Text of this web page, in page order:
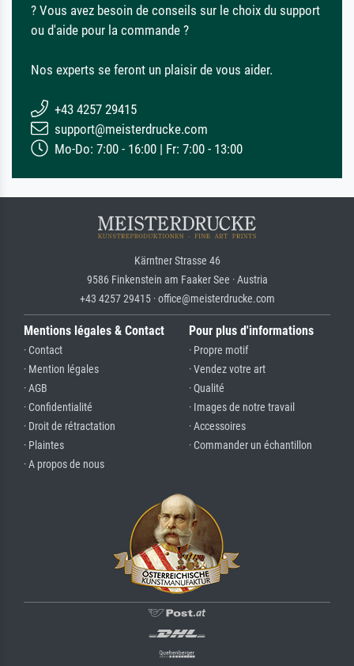
? Vous avez besoin de conseils sur le choix du support
ou d'aide pour la commande ?
Nos experts se feront un plaisir de vous aider.
+43 4257 29415
support@meisterdrucke.com
Mo-Do: 7:00 - 16:00 | Fr: 7:00 - 13:00
Kärntner Strasse 46
9586 Finkenstein am Faaker See · Austria
+43 4257 29415 · office@meisterdrucke.com
Mentions légales & Contact
· Contact
· Mention légales
· AGB
· Confidentialité
· Droit de rétractation
· Plaintes
· A propos de nous
Pour plus d'informations
· Propre motif
· Vendez votre art
· Qualité
· Images de notre travail
· Accessoires
· Commander un échantillon